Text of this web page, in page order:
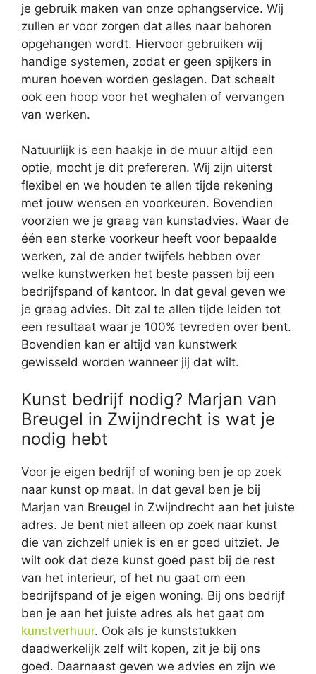
je gebruik maken van onze ophangservice. Wij
zullen er voor zorgen dat alles naar behoren
opgehangen wordt. Hiervoor gebruiken wij
handige systemen, zodat er geen spijkers in
muren hoeven worden geslagen. Dat scheelt
ook een hoop voor het weghalen of vervangen
van werken.
Natuurlijk is een haakje in de muur altijd een
optie, mocht je dit prefereren. Wij zijn uiterst
flexibel en we houden te allen tijde rekening
met jouw wensen en voorkeuren. Bovendien
voorzien we je graag van kunstadvies. Waar de
één een sterke voorkeur heeft voor bepaalde
werken, zal de ander twijfels hebben over
welke kunstwerken het beste passen bij een
bedrijfspand of kantoor. In dat geval geven we
je graag advies. Dit zal te allen tijde leiden tot
een resultaat waar je 100% tevreden over bent.
Bovendien kan er altijd van kunstwerk
gewisseld worden wanneer jij dat wilt.
Kunst bedrijf nodig? Marjan van
Breugel in Zwijndrecht is wat je
nodig hebt
Voor je eigen bedrijf of woning ben je op zoek
naar kunst op maat. In dat geval ben je bij
Marjan van Breugel in Zwijndrecht aan het juiste
adres. Je bent niet alleen op zoek naar kunst
die van zichzelf uniek is en er goed uitziet. Je
wilt ook dat deze kunst goed past bij de rest
van het interieur, of het nu gaat om een
bedrijfspand of je eigen woning. Bij ons bedrijf
ben je aan het juiste adres als het gaat om
kunstverhuur. Ook als je kunststukken
daadwerkelijk zelf wilt kopen, zit je bij ons
goed. Daarnaast geven we advies en zijn we